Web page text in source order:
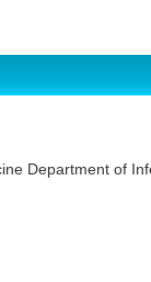
Department of